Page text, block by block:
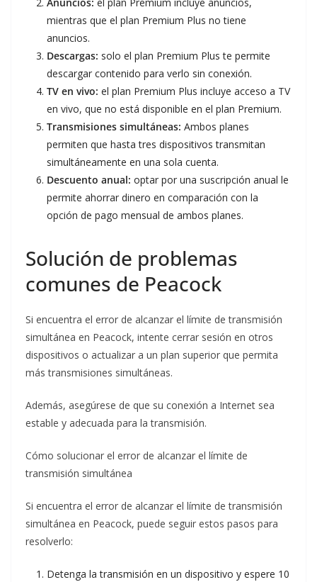
mientras que el plan Premium Plus no tiene
anuncios.
Descargas: solo el plan Premium Plus te permite
descargar contenido para verlo sin conexión.
TV en vivo: el plan Premium Plus incluye acceso a TV
en vivo, que no está disponible en el plan Premium.
Transmisiones simultáneas: Ambos planes
permiten que hasta tres dispositivos transmitan
simultáneamente en una sola cuenta.
Descuento anual: optar por una suscripción anual le
permite ahorrar dinero en comparación con la
opción de pago mensual de ambos planes.
Solución de problemas
comunes de Peacock
Si encuentra el error de alcanzar el límite de transmisión
simultánea en Peacock, intente cerrar sesión en otros
dispositivos o actualizar a un plan superior que permita
más transmisiones simultáneas.
Además, asegúrese de que su conexión a Internet sea
estable y adecuada para la transmisión.
Cómo solucionar el error de alcanzar el límite de
transmisión simultánea
Si encuentra el error de alcanzar el límite de transmisión
simultánea en Peacock, puede seguir estos pasos para
resolverlo:
Detenga la transmisión en un dispositivo y espere 10